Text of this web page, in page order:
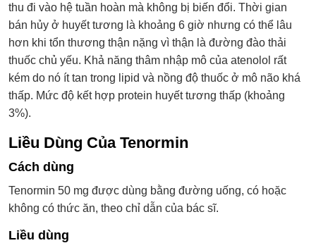
thu đi vào hệ tuần hoàn mà không bị biến đổi. Thời gian
bán hủy ở huyết tương là khoảng 6 giờ nhưng có thể lâu
hơn khi tổn thương thận nặng vì thận là đường đào thải
thuốc chủ yếu. Khả năng thâm nhập mô của atenolol rất
kém do nó ít tan trong lipid và nồng độ thuốc ở mô não khá
thấp. Mức độ kết hợp protein huyết tương thấp (khoảng
3%).
Liều Dùng Của Tenormin
Cách dùng
Tenormin 50 mg được dùng bằng đường uống, có hoặc
không có thức ăn, theo chỉ dẫn của bác sĩ.
Liều dùng